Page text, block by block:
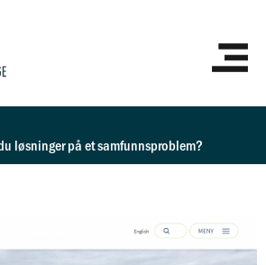
løsninger på et samfunnsproblem?